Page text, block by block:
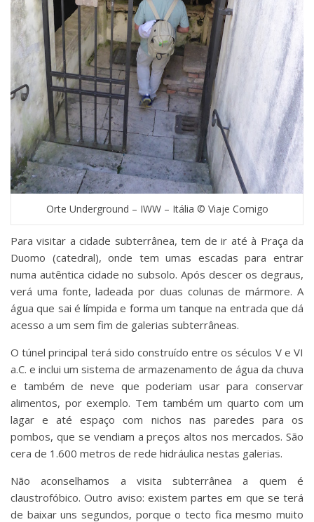
Orte Underground – IWW – Itália © Viaje Comigo
Para visitar a cidade subterrânea, tem de ir até à Praça da
Duomo (catedral), onde tem umas escadas para entrar
numa autêntica cidade no subsolo. Após descer os degraus,
verá uma fonte, ladeada por duas colunas de mármore. A
água que sai é límpida e forma um tanque na entrada que dá
acesso a um sem fim de galerias subterrâneas.
O túnel principal terá sido construído entre os séculos V e VI
a.C. e inclui um sistema de armazenamento de água da chuva
e também de neve que poderiam usar para conservar
alimentos, por exemplo. Tem também um quarto com um
lagar e até espaço com nichos nas paredes para os
pombos, que se vendiam a preços altos nos mercados. São
cera de 1.600 metros de rede hidráulica nestas galerias.
Não aconselhamos a visita subterrânea a quem é
claustrofóbico. Outro aviso: existem partes em que se terá
de baixar uns segundos, porque o tecto fica mesmo muito